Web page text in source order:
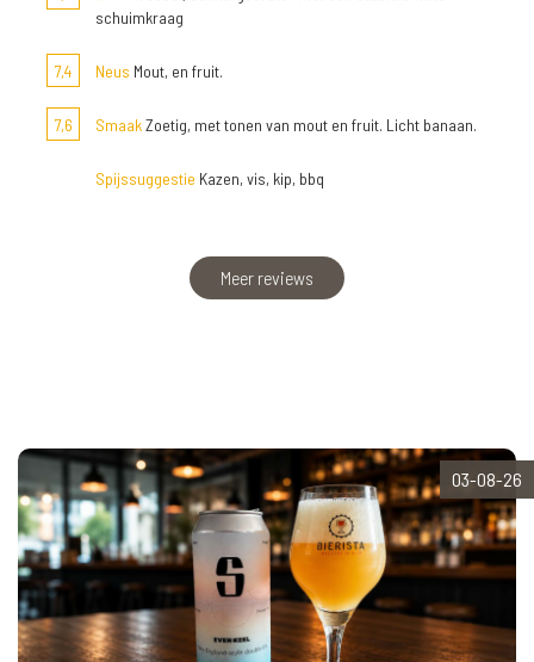
schuimkraag
7,4 Neus Mout, en fruit.
7,6 SmaakZoetig, met tonen van mout en fruit. Licht banaan.
Spijssuggestie Kazen, vis, kip, bbq
Meer reviews
03-08-26